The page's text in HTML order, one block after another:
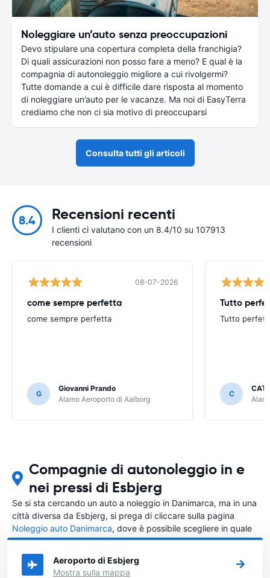
Noleggiare un’auto senza preoccupazioni
Devo stipulare una copertura completa della franchigia?
Di quali assicurazioni non posso fare a meno? E qual è la
compagnia di autonoleggio migliore a cui rivolgermi?
Tutte domande a cui è difficile dare risposta al momento
di noleggiare un’auto per le vacanze. Ma noi di EasyTerra
crediamo che non ci sia motivo di preoccuparsi
Consulta tutti gli articoli
8.4 Recensioni recenti
I clienti ci valutano con un 8.4/10 su 107913
recensioni
08-07-2026
come sempre perfetta
come sempre perfetta
G
Giovanni Prando
Alamo Aeroporto di Aalborg
Tutto
Tutto
C
Compagnie di autonoleggio in e
nei pressi di Esbjerg
Se si sta cercando un auto a noleggio in Danimarca, ma in una
città diversa da Esbjerg, si prega di cliccare sulla pagina
Noleggio auto Danimarca, dove è possibile scegliere in quale
città in Danimarca si vuole noleggiare l'auto.
Aeroporto di Esbjerg
Mostra sulla mappa